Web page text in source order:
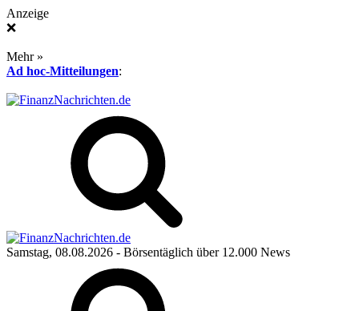
Anzeige
❌
Mehr »
Ad hoc-Mitteilungen:
Samstag, 08.08.2026 - Börsentäglich über 12.000 News